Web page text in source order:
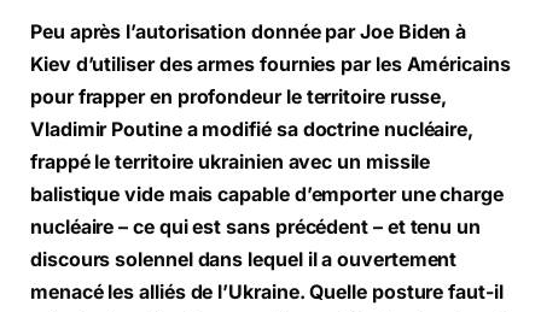
Peu après l’autorisation donnée par Joe Biden à
Kiev d’utiliser des armes fournies par les Américains
pour frapper en profondeur le territoire russe,
Vladimir Poutine a modifié sa doctrine nucléaire,
frappé le territoire ukrainien avec un missile
balistique vide mais capable d’emporter une charge
nucléaire – ce qui est sans précédent – et tenu un
discours solennel dans lequel il a ouvertement
menacé les alliés de l’Ukraine. Quelle posture faut-il